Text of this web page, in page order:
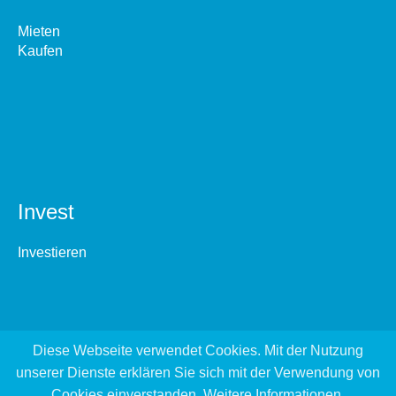
Mieten
Kaufen
Invest
Investieren
Diese Webseite verwendet Cookies. Mit der Nutzung
unserer Dienste erklären Sie sich mit der Verwendung von